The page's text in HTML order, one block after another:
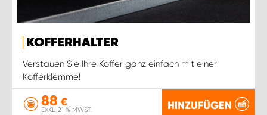
KOFFERHALTER
Verstauen Sie Ihre Koffer ganz einfach mit einer
Kofferklemme!
88 €
EXKL. 21 % MWST. HINZUFÜGEN